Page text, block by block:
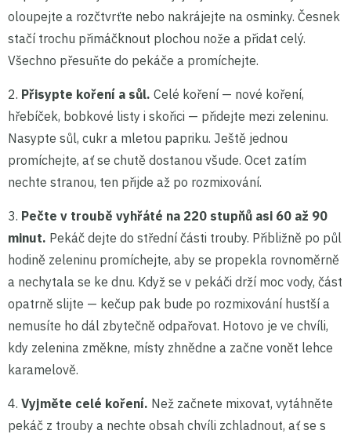
oloupejte a rozčtvrťte nebo nakrájejte na osminky. Česnek
stačí trochu přimáčknout plochou nože a přidat celý.
Všechno přesuňte do pekáče a promíchejte.
2. Přisypte koření a sůl. Celé koření — nové koření,
hřebíček, bobkové listy i skořici — přidejte mezi zeleninu.
Nasypte sůl, cukr a mletou papriku. Ještě jednou
promíchejte, ať se chutě dostanou všude. Ocet zatím
nechte stranou, ten přijde až po rozmixování.
3. Pečte v troubě vyhřáté na 220 stupňů asi 60 až 90
minut. Pekáč dejte do střední části trouby. Přibližně po půl
hodině zeleninu promíchejte, aby se propekla rovnoměrně
a nechytala se ke dnu. Když se v pekáči drží moc vody, část
opatrně slijte — kečup pak bude po rozmixování hustší a
nemusíte ho dál zbytečně odpařovat. Hotovo je ve chvíli,
kdy zelenina změkne, místy zhnědne a začne vonět lehce
karamelově.
4. Vyjměte celé koření. Než začnete mixovat, vytáhněte
pekáč z trouby a nechte obsah chvíli zchladnout, ať se s